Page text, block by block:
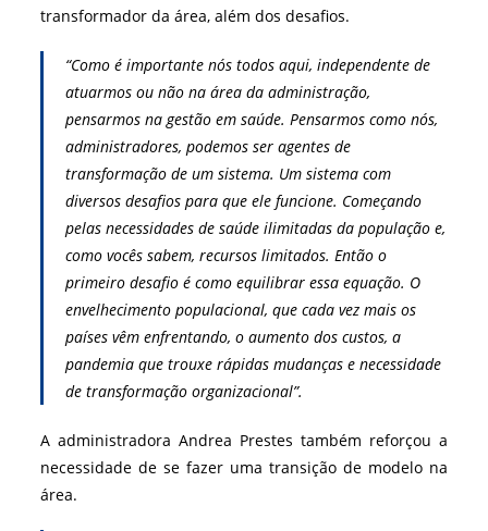
transformador da área, além dos desafios.
“Como é importante nós todos aqui, independente de
atuarmos ou não na área da administração,
pensarmos na gestão em saúde. Pensarmos como nós,
administradores, podemos ser agentes de
transformação de um sistema. Um sistema com
diversos desafios para que ele funcione. Começando
pelas necessidades de saúde ilimitadas da população e,
como vocês sabem, recursos limitados. Então o
primeiro desafio é como equilibrar essa equação. O
envelhecimento populacional, que cada vez mais os
países vêm enfrentando, o aumento dos custos, a
pandemia que trouxe rápidas mudanças e necessidade
de transformação organizacional”.
A administradora Andrea Prestes também reforçou a
necessidade de se fazer uma transição de modelo na
área.